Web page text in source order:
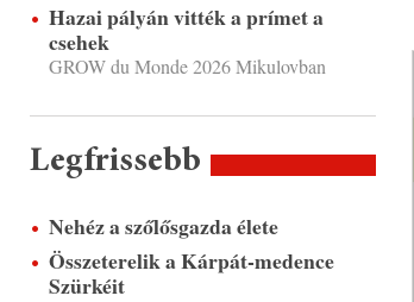
Hazai pályán vitték a prímet a
csehek
GROW du Monde 2026 Mikulovban
Legfrissebb
Nehéz a szőlősgazda élete
Összeterelik a Kárpát-medence
Szürkéit